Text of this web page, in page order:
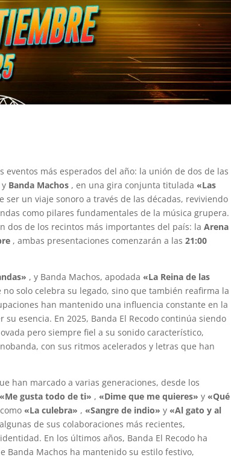
más esperados del año: la unión de dos de las
y Banda Machos , en una gira conjunta titulada «Las
ser un viaje sonoro a través de las décadas, reviviendo
como pilares fundamentales de la música grupera.
dos de los recintos más importantes del país: laArena
, ambas presentaciones comenzarán a las21:00
, y Banda Machos, apodada «La Reina de las
solo celebra su legado, sino que también reafirma la
han mantenido una influencia constante en la
esencia. En 2025, Banda El Recodo continúa siendo
pero siempre fiel a su sonido característico,
con sus ritmos acelerados y letras que han
han marcado a varias generaciones, desde los
«Me gusta todo de ti» , «Dime que me quieres» y «Qué
«La culebra» , «Sangre de indio» y «Al gato y al
de sus colaboraciones más recientes,
En los últimos años, Banda El Recodo ha
Banda Machos ha mantenido su estilo festivo,